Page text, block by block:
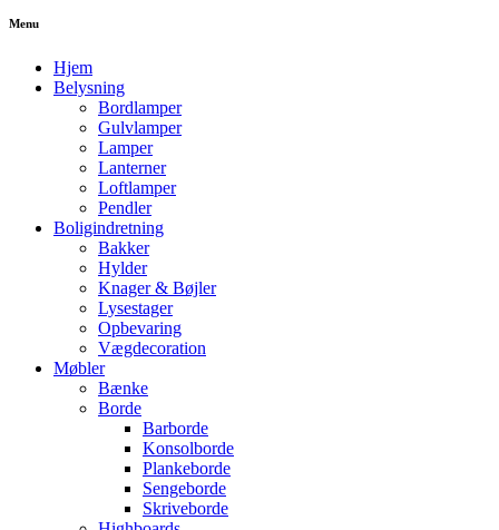
Menu
Hjem
Belysning
Bordlamper
Gulvlamper
Lamper
Lanterner
Loftlamper
Pendler
Boligindretning
Bakker
Hylder
Knager & Bøjler
Lysestager
Opbevaring
Vægdecoration
Møbler
Bænke
Borde
Barborde
Konsolborde
Plankeborde
Sengeborde
Skriveborde